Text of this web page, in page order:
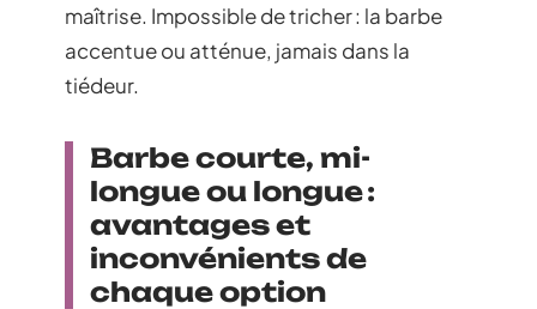
maîtrise. Impossible de tricher : la barbe
accentue ou atténue, jamais dans la
tiédeur.
Barbe courte, mi-
longue ou longue :
avantages et
inconvénients de
chaque option